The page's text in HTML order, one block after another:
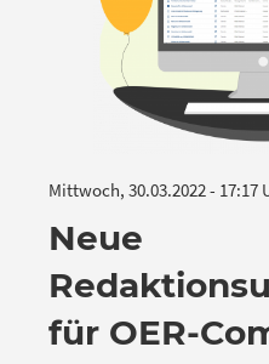
Mittwoch, 30.03.2022 - 17:17
Neue
für OER-